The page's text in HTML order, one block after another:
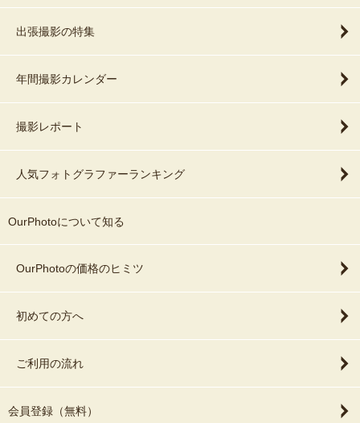
出張撮影の特集
年間撮影カレンダー
撮影レポート
人気フォトグラファーランキング
OurPhotoについて知る
OurPhotoの価格のヒミツ
初めての方へ
ご利用の流れ
会員登録（無料）